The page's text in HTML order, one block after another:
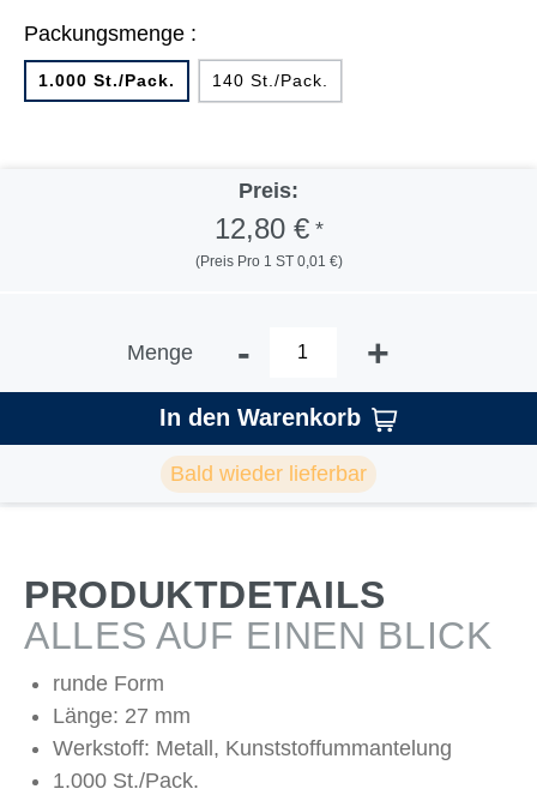
Packungsmenge :
1.000 St./Pack. 140 St./Pack.
Preis:
12,80 €*
(Preis Pro 1 ST 0,01 €)
Menge - +
In den Warenkorb
Bald wieder lieferbar
PRODUKTDETAILS
ALLES AUF EINEN BLICK
runde Form
Länge: 27 mm
Werkstoff: Metall, Kunststoffummantelung
1.000 St./Pack.